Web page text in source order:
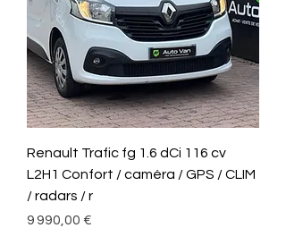
Renault Trafic fg 1.6 dCi 116 cv
L2H1 Confort / caméra / GPS / CLIM
/ radars / r
Prix
9 990,00 €